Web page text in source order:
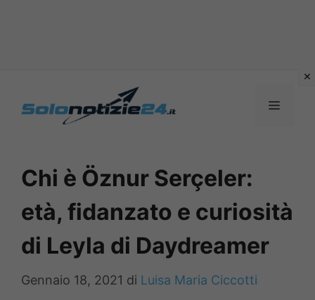
MENU
Chi è Öznur Serçeler:
età, fidanzato e curiosità
di Leyla di Daydreamer
Gennaio 18, 2021 di Luisa Maria Ciccotti